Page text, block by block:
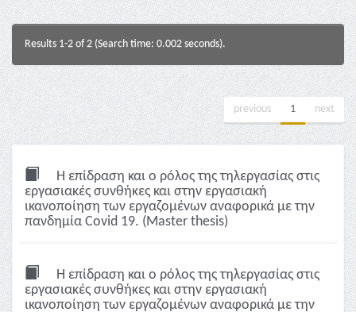
Results 1-2 of 2 (Search time: 0.002 seconds).
previous 1 next
Η επίδραση και ο ρόλος της τηλεργασίας στις
εργασιακές συνθήκες και στην εργασιακή
ικανοποίηση των εργαζομένων αναφορικά με την
πανδημία Covid 19. (Master thesis)
Η επίδραση και ο ρόλος της τηλεργασίας στις
εργασιακές συνθήκες και στην εργασιακή
ικανοποίηση των εργαζομένων αναφορικά με την